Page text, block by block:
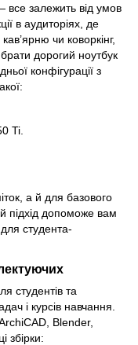
залежить від умов
в аудиторіях, де
чи коворкінг,
дорогий ноутбук
конфігурації з
Ti.
а й для базового
підхід допоможе вам
студента-
студентів та
і курсів навчання.
Blender,
збірки: